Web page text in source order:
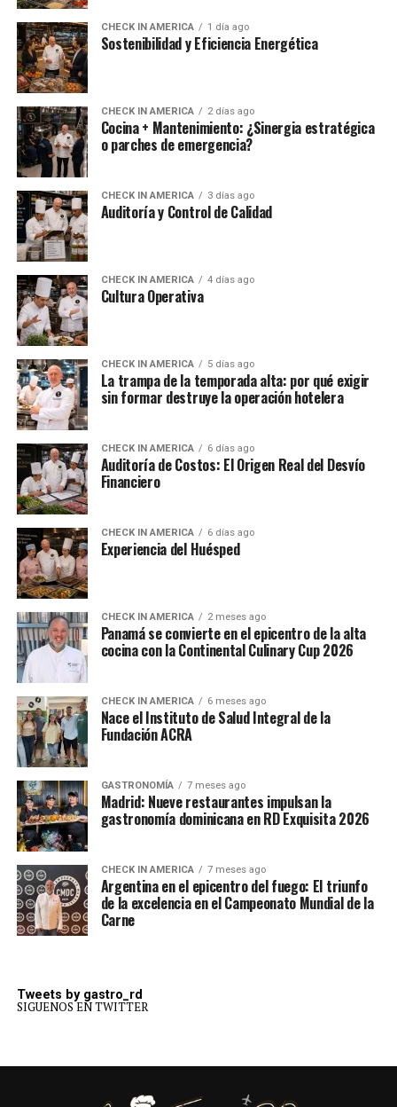
CHECK IN AMERICA 1 día ago
Sostenibilidad y Eficiencia Energética
CHECK IN AMERICA 2 días ago
Cocina + Mantenimiento: ¿Sinergia estratégica
o parches de emergencia?
CHECK IN AMERICA 3 días ago
Auditoría y Control de Calidad
CHECK IN AMERICA 4 días ago
Cultura Operativa
CHECK IN AMERICA 5 días ago
La trampa de la temporada alta: por qué exigir
sin formar destruye la operación hotelera
CHECK IN AMERICA 6 días ago
Auditoría de Costos: El Origen Real del Desvío
Financiero
CHECK IN AMERICA 6 días ago
Experiencia del Huésped
CHECK IN AMERICA 2 meses ago
Panamá se convierte en el epicentro de la alta
cocina con la Continental Culinary Cup 2026
CHECK IN AMERICA 6 meses ago
Nace el Instituto de Salud Integral de la
Fundación ACRA
GASTRONOMÍA 7 meses ago
Madrid: Nueve restaurantes impulsan la
gastronomía dominicana en RD Exquisita 2026
CHECK IN AMERICA 7 meses ago
Argentina en el epicentro del fuego: El triunfo
de la excelencia en el Campeonato Mundial de la
Carne
Tweets by gastro_rd
SIGUENOS EN TWITTER